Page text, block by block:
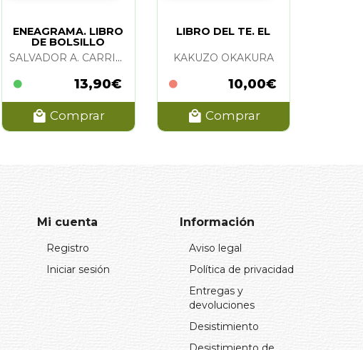
ENEAGRAMA. LIBRO
DE BOLSILLO
SALVADOR A. CARRION
13,90€
Comprar
LIBRO DEL TE. EL
KAKUZO OKAKURA
10,00€
Comprar
Mi cuenta
Registro
Iniciar sesión
Información
Aviso legal
Política de privacidad
Entregas y
devoluciones
Desistimiento